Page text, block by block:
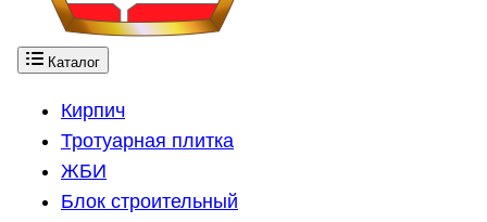
Каталог
Кирпич
Тротуарная плитка
ЖБИ
Блок строительный